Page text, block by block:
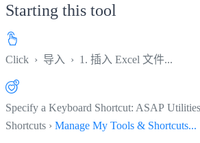
Starting this tool
Click › 导入 › 1. 插入 Excel 文件...
Specify a Keyboard Shortcut: ASAP
Shortcuts › Manage My Tools & Shortcuts...